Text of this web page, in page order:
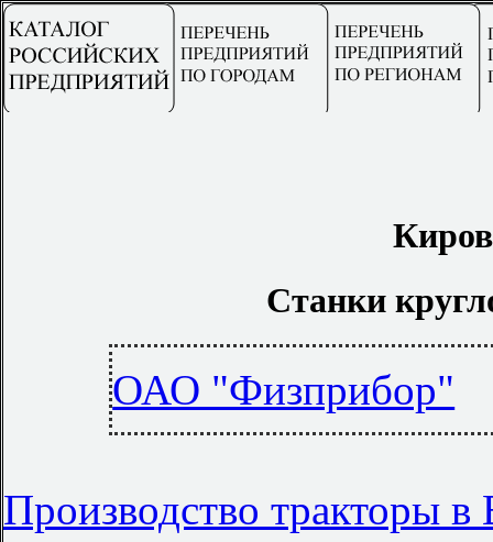
Станки
ОАО "Физприбор"
Производство тракторы в